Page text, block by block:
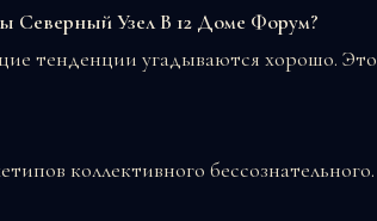
Северный Узел В 12 Доме Форум?
тенденции угадываются хорошо. Это
коллективного бессознательного.